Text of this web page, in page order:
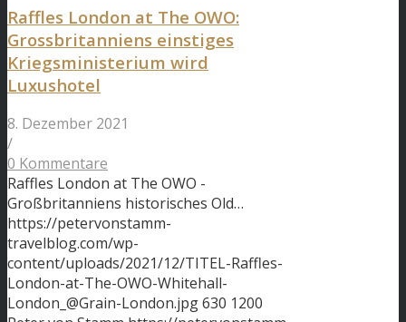
Raffles London at The OWO:
Grossbritanniens einstiges
Kriegsministerium wird
Luxushotel
8. Dezember 2021
/
0 Kommentare
Raffles London at The OWO -
Großbritanniens historisches Old…
https://petervonstamm-
travelblog.com/wp-
content/uploads/2021/12/TITEL-Raffles-
London-at-The-OWO-Whitehall-
London_@Grain-London.jpg630 1200